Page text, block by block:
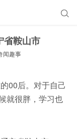

省鞍山市
闻趣事
00后。对于自己
就很胖，学习也